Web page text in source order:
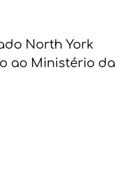
North York
ao Ministério da